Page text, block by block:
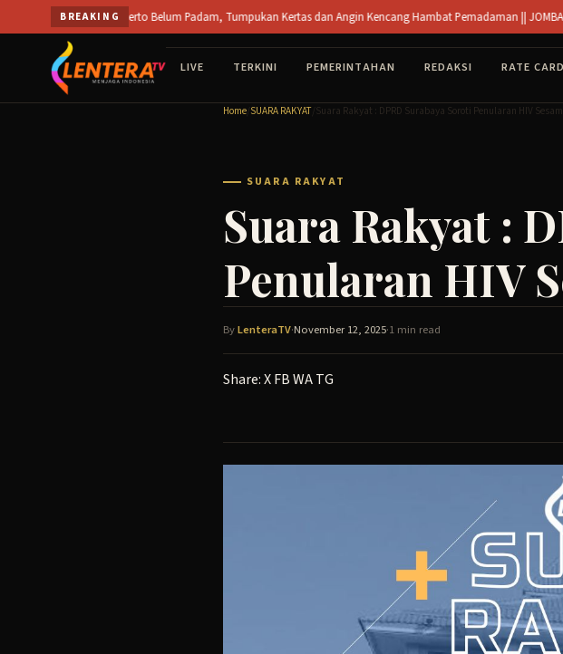
to
BREAKING
PT SPS Mojokerto Belum Padam, Tumpukan Kertas dan Angin Kencang Hambat Pemadaman ||
LIVE TERKINI PEMERINTAHAN REDAKSI RATE CARD
Home SUARA RAKYAT Suara Rakyat : DPRD Surabaya Soroti Penularan HIV
SUARA RAKYAT
Suara Rakyat :
Penularan HIV
ByLenteraTV·November 12, 2025·1 min read
Share:XFBWATG